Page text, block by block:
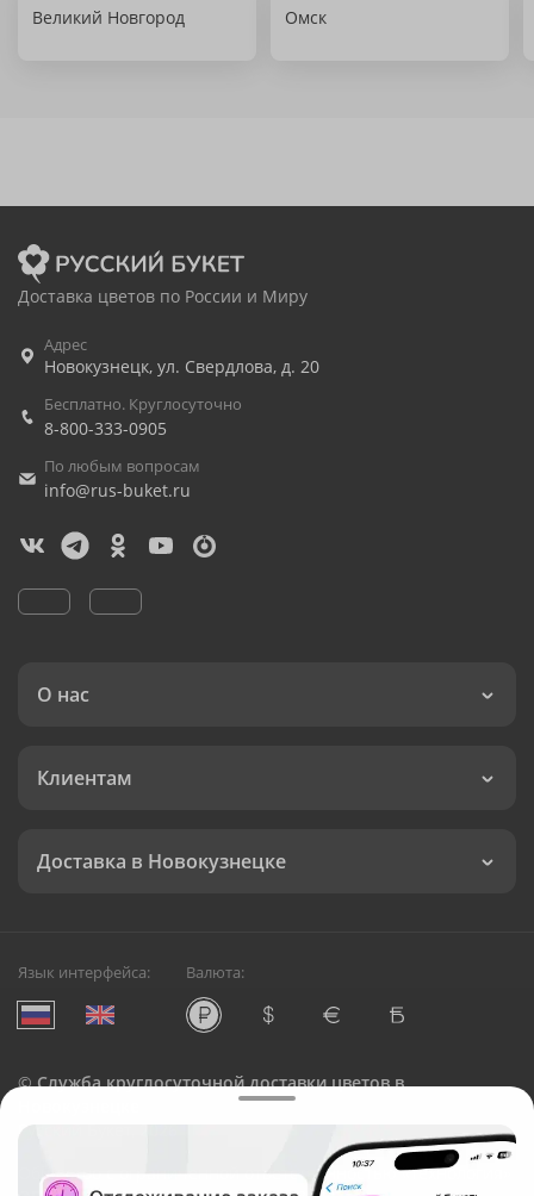
Великий Новгород Омск
Доставка цветов по России и Миру
Адрес
Новокузнецк, ул. Свердлова, д. 20
Бесплатно. Круглосуточно
8-800-333-0905
По любым вопросам
info@rus-buket.ru
О нас
Клиентам
Доставка в Новокузнецке
Язык интерфейса: Валюта:
©Служба круглосуточной доставки цветов в
Русский Букет, 2026
Общество с ограниченной ответственностью «Технология»